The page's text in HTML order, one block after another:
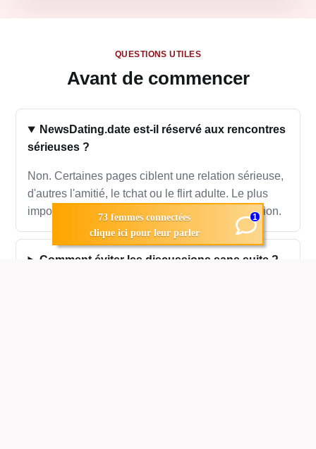
QUESTIONS UTILES
Avant de commencer
NewsDating.date est-il réservé aux rencontres
sérieuses ?
Non. Certaines pages ciblent une relation sérieuse,
d'autres l'amitié, le tchat ou le flirt adulte. Le plus
important est d'annoncer clairement votre intention.
Comment éviter les discussions sans suite ?
73 femmes connectées
clique ici pour leur parler
1